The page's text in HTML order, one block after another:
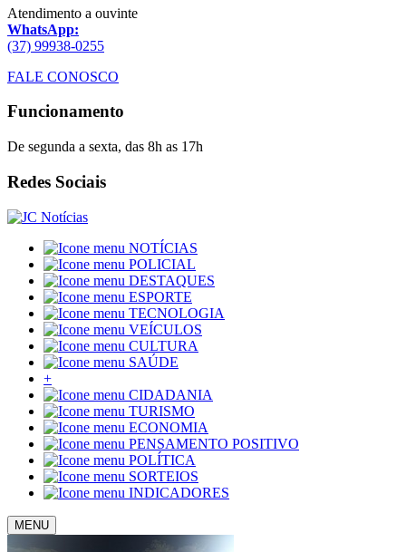
Atendimento a ouvinte
WhatsApp:
(37) 99938-0255
FALE CONOSCO
Funcionamento
De segunda a sexta, das 8h as 17h
Redes Sociais
NOTÍCIAS
POLICIAL
DESTAQUES
ESPORTE
TECNOLOGIA
VEÍCULOS
CULTURA
SAÚDE
+
CIDADANIA
TURISMO
ECONOMIA
PENSAMENTO POSITIVO
POLÍTICA
SORTEIOS
INDICADORES
MENU